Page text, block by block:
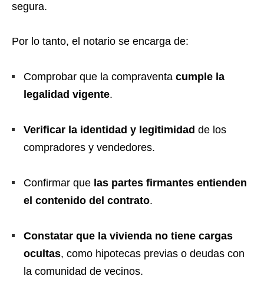
segura.
Por lo tanto, el notario se encarga de:
Comprobar que la compraventa cumple la
legalidad vigente.
Verificar la identidad y legitimidad de los
compradores y vendedores.
Confirmar que las partes firmantes entienden
el contenido del contrato.
Constatar que la vivienda no tiene cargas
ocultas, como hipotecas previas o deudas con
la comunidad de vecinos.